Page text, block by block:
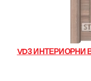
VD3 ИНТЕРИОРНИ